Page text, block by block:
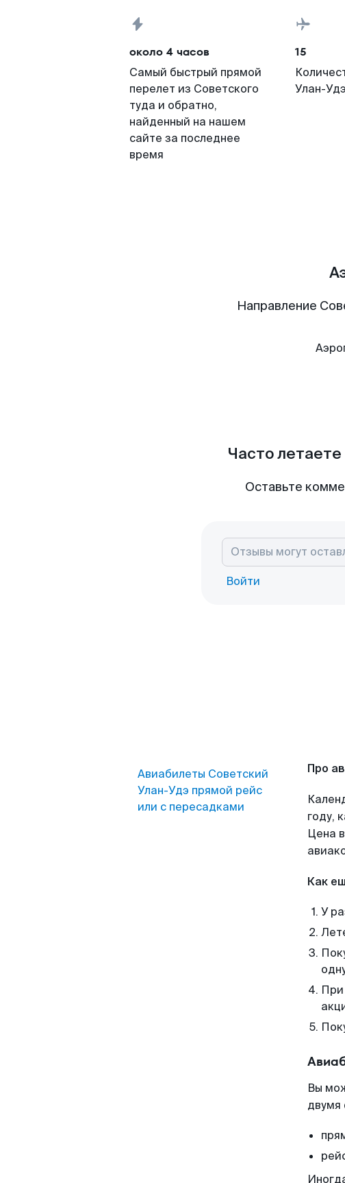
около 4 часов
Самый быстрый прямой
перелет из Советского
туда и обратно,
найденный на нашем
сайте за последнее
время
15
Улан-
Направление
Часто
Оставьте
Войти
Авиабилеты Советский
Улан-Удэ прямой рейс
или с пересадками
Про
году,
Цена
Как
У
Вы
двумя